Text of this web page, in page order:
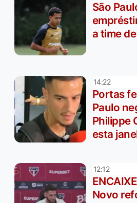
São
a time
14:22
Portas
Paulo
Philippe
esta
12:12
Novo